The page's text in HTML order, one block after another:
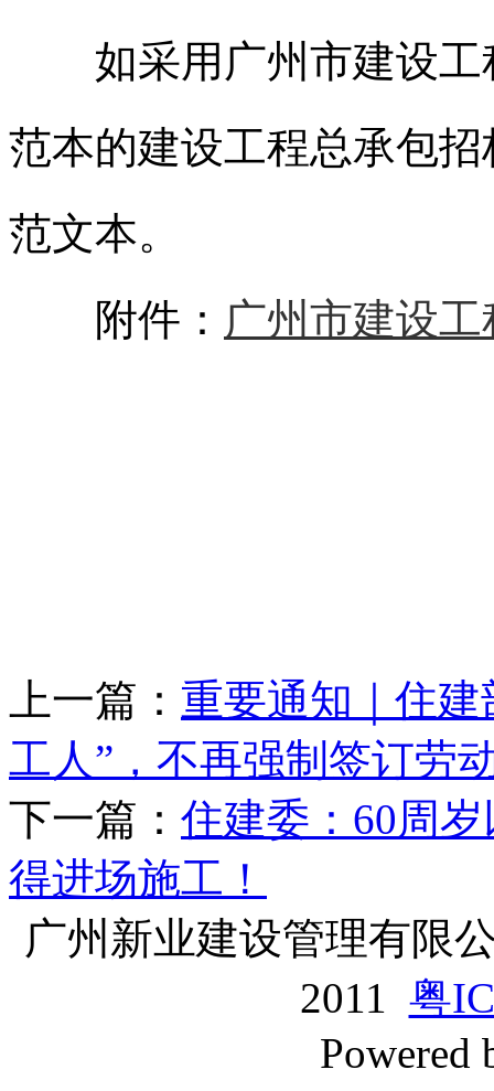
如采用广州市建设工
范本的建设工程总承包
范文本。
附件： 广州市建设
上一篇： 重要通知｜住建
工人”，不再强制签订劳
下一篇： 住建委：60周
得进场施工！
广州新业建设管理有限
2011 粤
Powered